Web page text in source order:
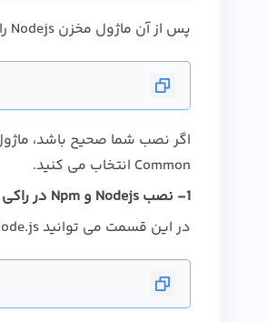
پس از آن ماژول مخزن Nodejs
اگر نصب شما صحیح باشد،
Common انتخاب می کنید.
1- نصب Nodejs و Npm در راکی لینوکس
در این قسمت می توانید Node.js و Npm را با اجرا دستور DNF زیر نصب کنید: